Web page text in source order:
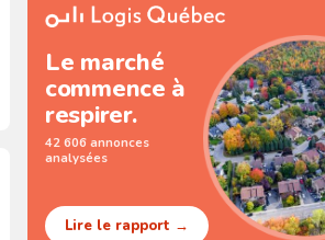
Le marché
commence à
respirer.
42 606 annonces
analysées
Lire le rapport →